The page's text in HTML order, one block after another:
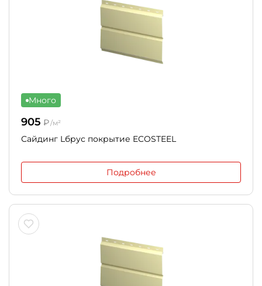
Много
905 ₽/м²
Сайдинг Lбрус покрытие ECOSTEEL
Подробнее